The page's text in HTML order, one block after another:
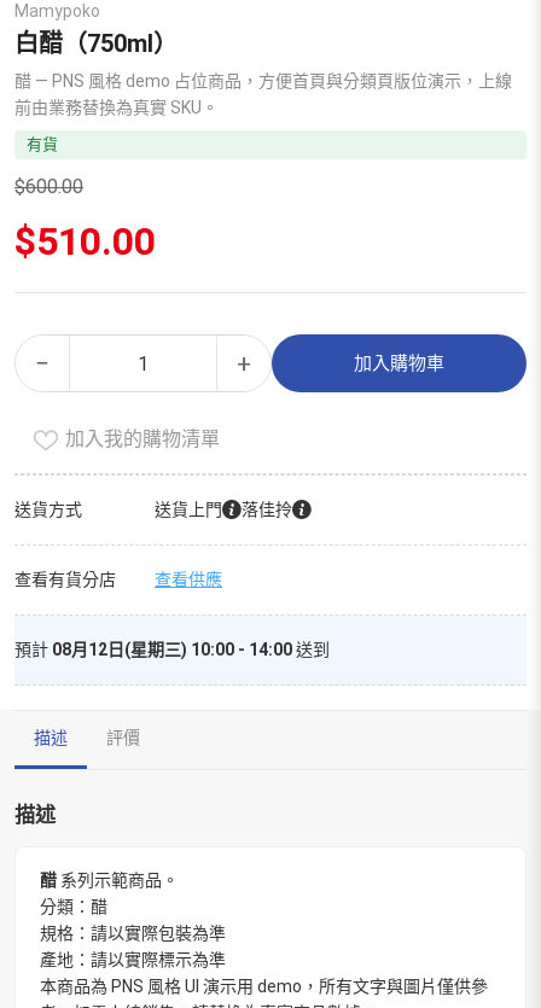
Mamypoko
白醋（750ml）
醋 — PNS 風格 demo 占位商品，方便首頁與分類頁版位演示，上線
前由業務替換為真實 SKU。
有貨
$600.00
原
始
$600.00。
$510.00
價
格：
$510.00。
−
白
醋
量
+ 加入購物車
Alternative:
加入我的購物清單
送貨方式 送貨上門 落佳拎
查看有貨分店 查看供應
預計 08月12日(星期三) 10:00 - 14:00送到
描述 評價
描述
醋 系列示範商品。
分類：醋
規格：請以實際包裝為準
產地：請以實際標示為準
本商品為 PNS 風格 UI 演示用 demo，所有文字與圖片僅供參